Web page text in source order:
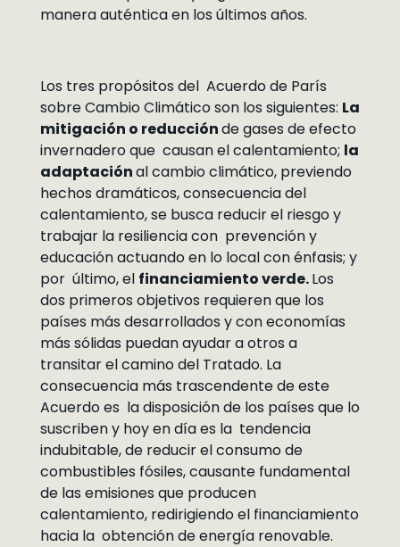
manera auténtica en los últimos años.
Los tres propósitos del Acuerdo de París
sobre Cambio Climático son los siguientes: La
mitigación o reducciónde gases de efecto
invernadero que causan el calentamiento; la
adaptaciónal cambio climático, previendo
hechos dramáticos, consecuencia del
calentamiento, se busca reducir el riesgo y
trabajar la resiliencia con prevención y
educación actuando en lo local con énfasis; y
por último, el financiamiento verde.Los
dos primeros objetivos requieren que los
países más desarrollados y con economías
más sólidas puedan ayudar a otros a
transitar el camino del Tratado. La
consecuencia más trascendente de este
Acuerdo es la disposición de los países que lo
suscriben y hoy en día es la tendencia
indubitable, de reducir el consumo de
combustibles fósiles, causante fundamental
de las emisiones que producen
calentamiento, redirigiendo el financiamiento
hacia la obtención de energía renovable.